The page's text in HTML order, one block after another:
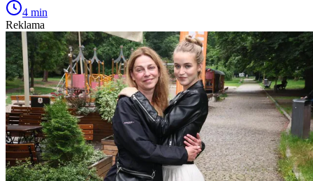
4 min
Reklama